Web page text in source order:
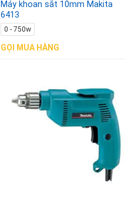
Máy khoan sắt 10mm Makita
6413
0 - 750w
GỌI MUA HÀNG